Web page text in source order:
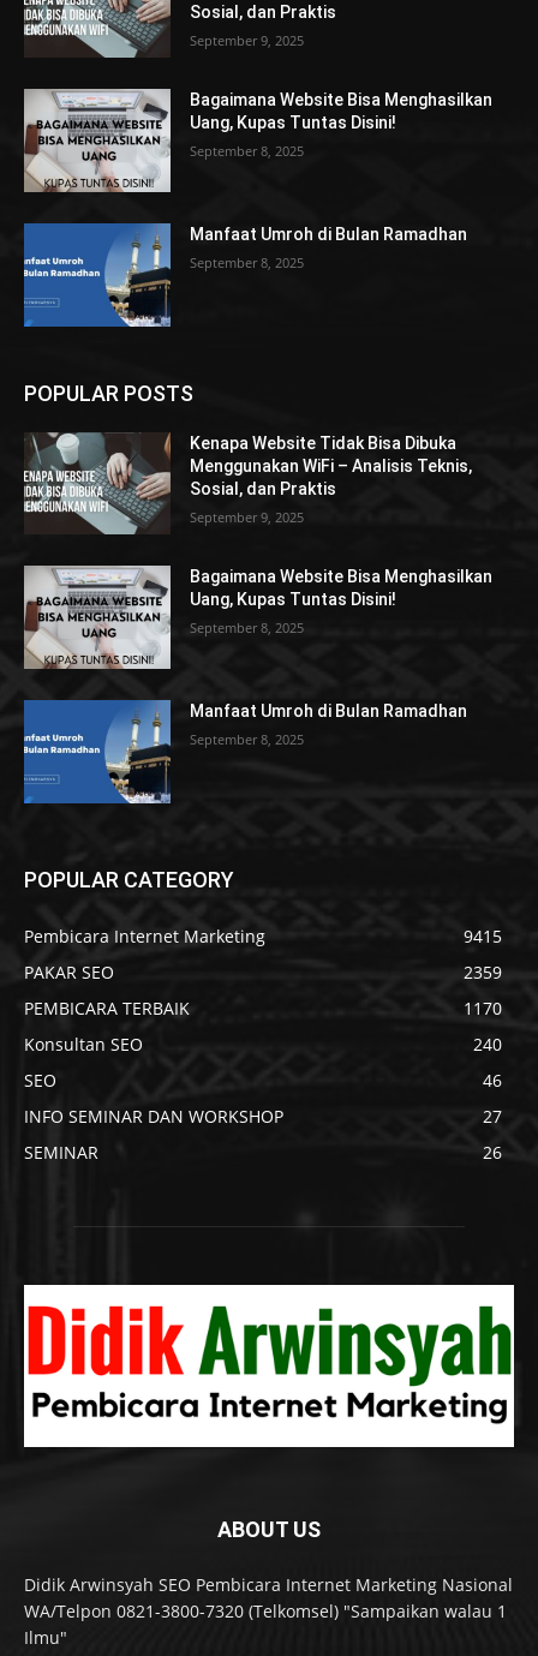
Sosial, dan Praktis
September 9, 2025
Bagaimana Website Bisa Menghasilkan
Uang, Kupas Tuntas Disini!
September 8, 2025
Manfaat Umroh di Bulan Ramadhan
September 8, 2025
POPULAR POSTS
Kenapa Website Tidak Bisa Dibuka
Menggunakan WiFi – Analisis Teknis,
Sosial, dan Praktis
September 9, 2025
Bagaimana Website Bisa Menghasilkan
Uang, Kupas Tuntas Disini!
September 8, 2025
Manfaat Umroh di Bulan Ramadhan
September 8, 2025
POPULAR CATEGORY
Pembicara Internet Marketing
9415
PAKAR SEO
2359
PEMBICARA TERBAIK
1170
Konsultan SEO
240
SEO
46
INFO SEMINAR DAN WORKSHOP
27
SEMINAR
26
ABOUT US
Didik Arwinsyah SEO Pembicara Internet Marketing Nasional
WA/Telpon 0821-3800-7320 (Telkomsel) "Sampaikan walau 1
Ilmu"